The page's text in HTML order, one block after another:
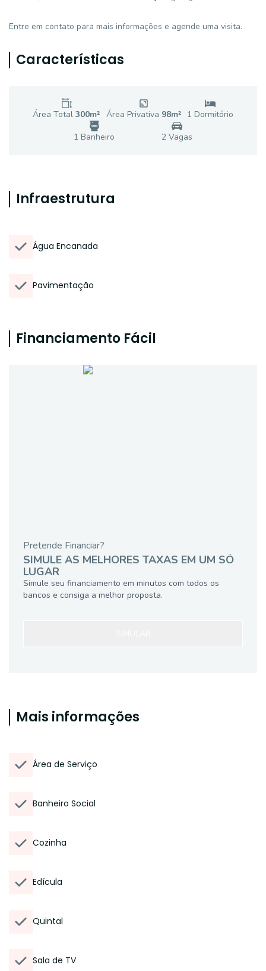
Entre em contato para mais informações e agende uma visita.
Características
Área Total 300m² Área Privativa 98m² 1 Dormitório
1 Banheiro 2 Vagas
Infraestrutura
Água Encanada
Pavimentação
Financiamento Fácil
Pretende Financiar?
SIMULE AS MELHORES TAXAS EM UM SÓ
LUGAR
Simule seu financiamento em minutos com todos os
bancos e consiga a melhor proposta.
Mais informações
Área de Serviço
Banheiro Social
Cozinha
Edícula
Quintal
Sala de TV